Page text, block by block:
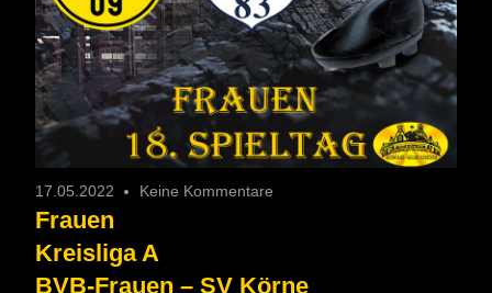
17.05.2022 Keine Kommentare
Frauen
Kreisliga A
BVB-Frauen – SV Körne